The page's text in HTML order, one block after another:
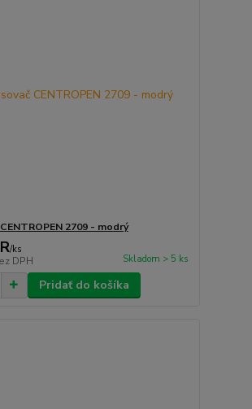
2709 - modrý
/ks
DPH Skladom > 5 ks
Pridať do košíka